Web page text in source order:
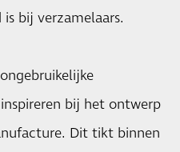
bij verzamelaars.
bij het ontwerp
Dit tikt binnen